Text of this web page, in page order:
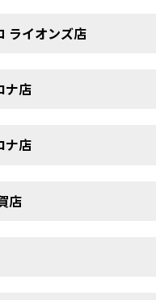
ライオンズ店
ナ店
ナ店
店